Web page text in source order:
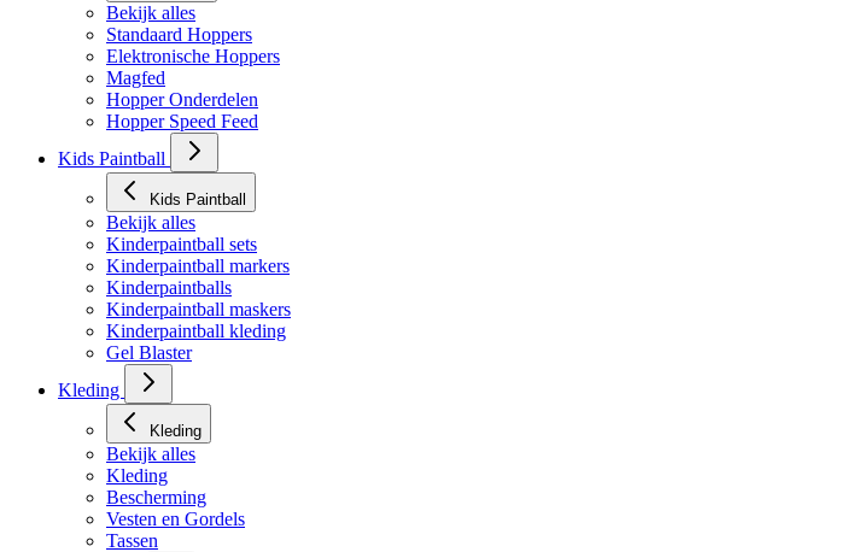
Bekijk alles
Standaard Hoppers
Elektronische Hoppers
Magfed
Hopper Onderdelen
Hopper Speed Feed
Kids Paintball
Kids Paintball
Bekijk alles
Kinderpaintball sets
Kinderpaintball markers
Kinderpaintballs
Kinderpaintball maskers
Kinderpaintball kleding
Gel Blaster
Kleding
Kleding
Bekijk alles
Kleding
Bescherming
Vesten en Gordels
Tassen